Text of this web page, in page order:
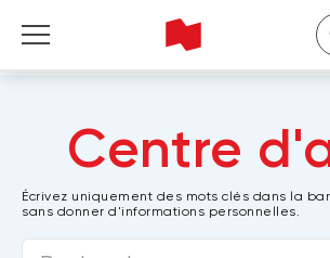
Entreprises
Gestion de patrimoine
Centre
Écrivez uniquement des mots clés dans la
sans donner d'informations personnelles.